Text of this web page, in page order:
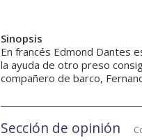
Sinopsis
En francés Edmond Dantes
la ayuda de otro preso
compañero de barco,
Sección de opinión